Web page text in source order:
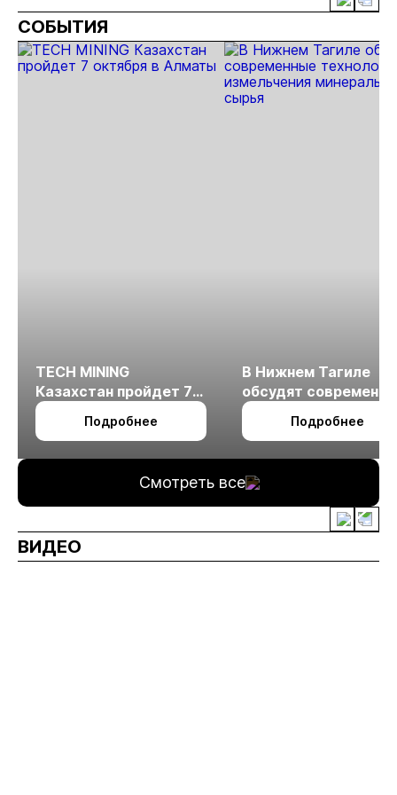
проектов в
Якутии
добычу
Якутии
почти в 50
СОБЫТИЯ
TECH MINING
Казахстан пройдет 7
октября в Алматы
Подробнее
В Нижнем Тагиле
обсудят
технологии
измельчения
Подробнее
Смотреть все
ВИДЕО